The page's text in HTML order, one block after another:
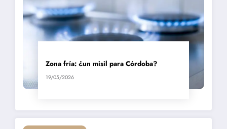
Zona fría: ¿un misil para Córdoba?
19/05/2026